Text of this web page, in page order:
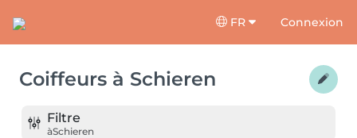
FR Connexion
Coiffeurs à Schieren
Filtre
àSchieren